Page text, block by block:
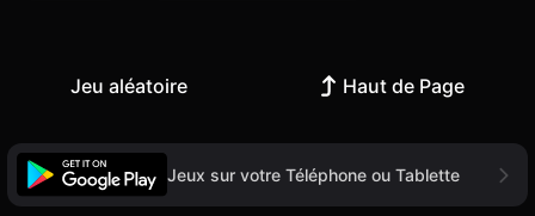
Jeu aléatoire Haut de Page
Jeux sur votre Téléphone ou Tablette